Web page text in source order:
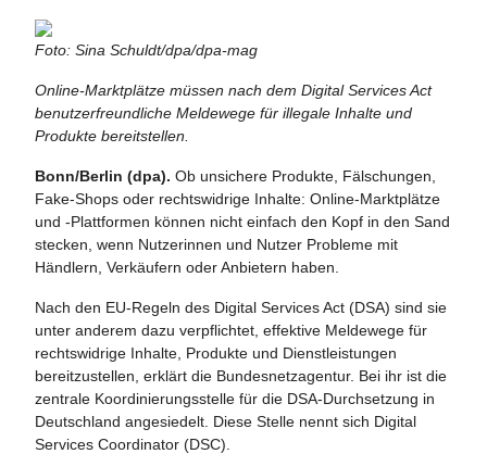
Foto: Sina Schuldt/dpa/dpa-mag
Online-Marktplätze müssen nach dem Digital Services Act
benutzerfreundliche Meldewege für illegale Inhalte und
Produkte bereitstellen.
Bonn/Berlin (dpa). Ob unsichere Produkte, Fälschungen,
Fake-Shops oder rechtswidrige Inhalte: Online-Marktplätze
und -Plattformen können nicht einfach den Kopf in den Sand
stecken, wenn Nutzerinnen und Nutzer Probleme mit
Händlern, Verkäufern oder Anbietern haben.
Nach den EU-Regeln des Digital Services Act (DSA) sind sie
unter anderem dazu verpflichtet, effektive Meldewege für
rechtswidrige Inhalte, Produkte und Dienstleistungen
bereitzustellen, erklärt die Bundesnetzagentur. Bei ihr ist die
zentrale Koordinierungsstelle für die DSA-Durchsetzung in
Deutschland angesiedelt. Diese Stelle nennt sich Digital
Services Coordinator (DSC).